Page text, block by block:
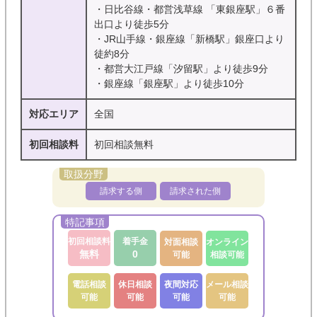
・日比谷線・都営浅草線 「東銀座駅」６番
出口より徒歩5分
・JR山手線・銀座線「新橋駅」銀座口より
徒約8分
・都営大江戸線「汐留駅」より徒歩9分
・銀座線「銀座駅」より徒歩10分
対応エリア 全国
初回相談料 初回相談無料
請求する側 請求された側
初回相談料
無料
着手金
0
対面相談
可能
オンライン
相談可能
電話相談
可能
休日相談
可能
夜間対応
可能
メール相談
可能